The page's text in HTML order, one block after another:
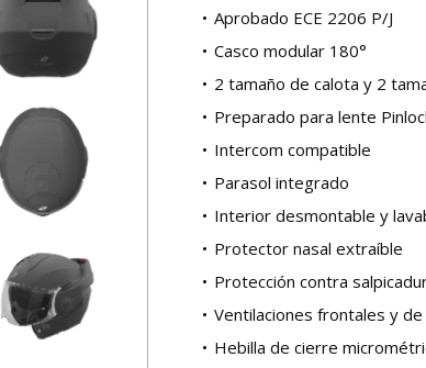
Aprobado ECE 2206 P/J
Casco modular 180°
2 tamaño de calota y 2
Preparado para lente
Intercom compatible
Parasol integrado
Interior desmontable y
Protector nasal extraíble
Protección contra
Ventilaciones frontales y
Hebilla de cierre